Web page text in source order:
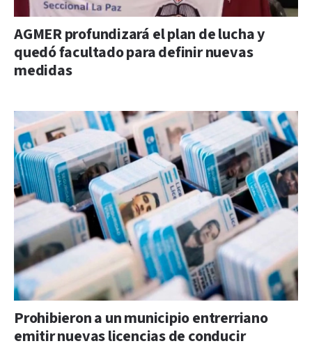
AGMER profundizará el plan de lucha y
quedó facultado para definir nuevas
medidas
Prohibieron a un municipio entrerriano
emitir nuevas licencias de conducir